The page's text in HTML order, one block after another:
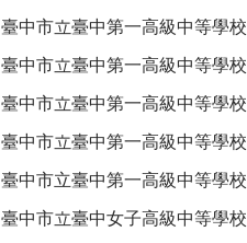
臺中市立臺中第一高級中等學校
臺中市立臺中第一高級中等學校
臺中市立臺中第一高級中等學校
臺中市立臺中第一高級中等學校
臺中市立臺中第一高級中等學校
臺中市立臺中女子高級中等學校